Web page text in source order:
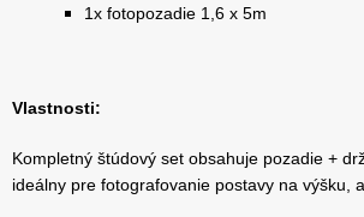
1x fotopozadie 1,6 x 5m
Vlastnosti:
Kompletný štúdový set obsahuje pozadie +
ideálny pre fotografovanie postavy na výšku,